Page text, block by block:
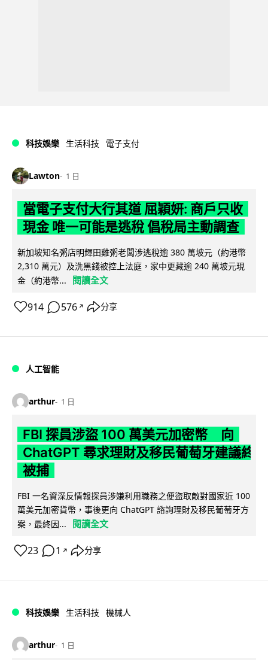
科技娛樂 生活科技 電子支付
Lawton 1 日
當電子支付大行其道 屈穎妍: 商戶只收
現金 唯一可能是逃稅 倡稅局主動調查
新加坡知名粥店明輝田雞粥老闆涉逃稅逾 380 萬坡元（約港幣
2,310 萬元）及洗黑錢被控上法庭，家中更藏逾 240 萬坡元現
金（約港幣...
閱讀全文
914 576 ↗ 分享
人工智能
arthur 1 日
FBI 探員涉盜 100 萬美元加密幣 向
ChatGPT 尋求理財及移民葡萄牙建議終
被捕
FBI 一名資深反情報探員涉嫌利用職務之便盜取敵對國家近 100
萬美元加密貨幣，事後更向 ChatGPT 諮詢理財及移民葡萄牙方
案，最終因...
閱讀全文
23 1 ↗ 分享
科技娛樂 生活科技 機械人
arthur 1 日